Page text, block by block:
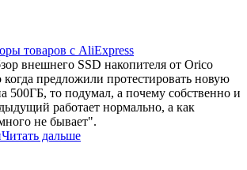
товаров с AliExpress
внешнего SSD накопителя от Orico
предложили протестировать новую
500ГБ, то подумал, а почему собственно и
работает нормально, а как
не бывает".
Читать дальше